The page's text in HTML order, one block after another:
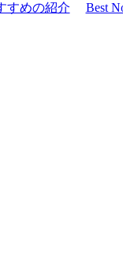
すめの紹介 Best